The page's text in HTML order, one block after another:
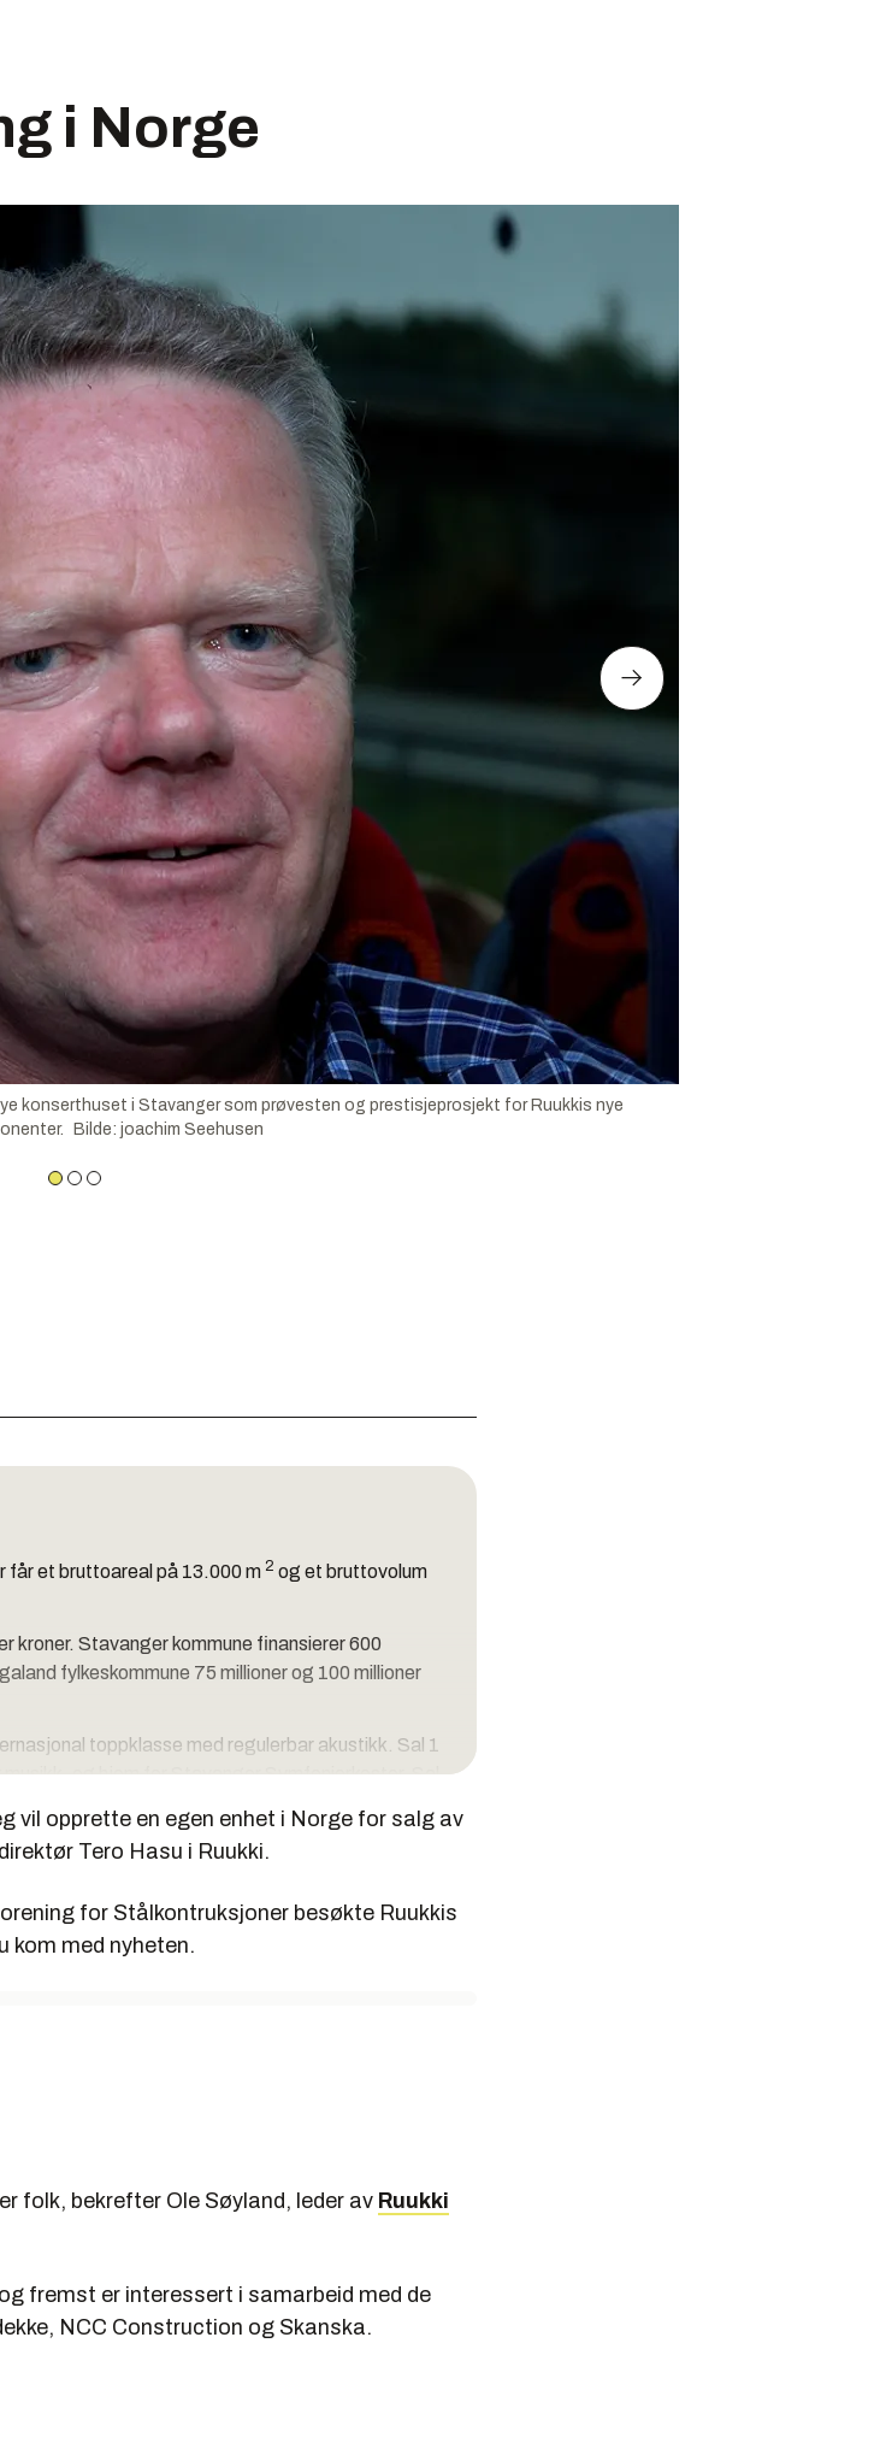
i Norge
konserthuset i Stavanger som prøvesten og prestisjeprosjekt for Ruukkis nye
Bilde: joachim Seehusen
får et bruttoareal på 13.000 m 2 og et bruttovolum
kroner. Stavanger kommune finansierer 600
fylkeskommune 75 millioner og 100 millioner
toppklasse med regulerbar akustikk. Sal 1
og hjem for Stavanger Symfoniorkester. Sal
løsninger.
og restaurant.
2007, byggestart er høsten 2008, og
vil opprette en egen enhet i Norge for salg av
Tero Hasu i Ruukki.
for Stålkontruksjoner besøkte Ruukkis
kom med nyheten.
folk, bekrefter Ole Søyland, leder av Ruukki
fremst er interessert i samarbeid med de
NCC Construction og Skanska.